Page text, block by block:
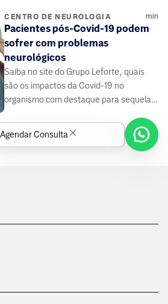
CENTRO DE NEUROLOGIA min
Pacientes pós-Covid-19 podem
sofrer com problemas
neurológicos
Saiba no site do Grupo Leforte, quais
são os impactos da Covid-19 no
organismo com destaque para sequelas
Agendar Consulta